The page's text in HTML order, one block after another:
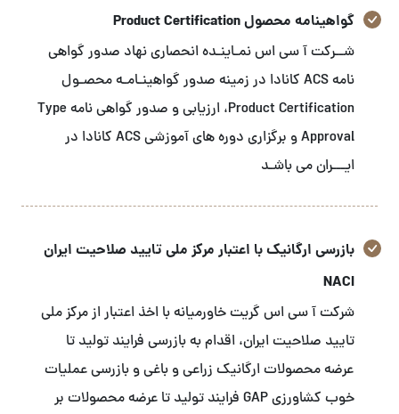
گواهینامه محصول Product Certification
شــرکت آ سی اس نمـاینـده انحصاری نهاد صدور گواهی
نامه ACS کانادا در زمینه صدور گواهینـامـه محصـول
Product Certification، ارزیابی و صدور گواهی نامه Type
Approval و برگزاری دوره های آموزشی ACS کانادا در
ایـــران می باشـد
بازرسی ارگانیک با اعتبار مرکز ملی تایید صلاحیت ایران
NACI
شرکت آ سی اس گریت خاورمیانه با اخذ اعتبار از مرکز ملی
تایید صلاحیت ایران، اقدام به بازرسی فرایند تولید تا
عرضه محصولات ارگانیک زراعی و باغی و بازرسی عملیات
خوب کشاورزی GAP فرایند تولید تا عرضه محصولات بر